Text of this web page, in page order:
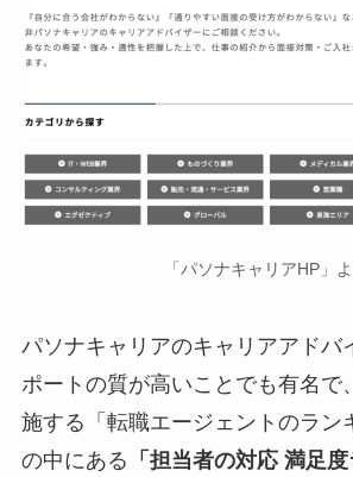
「パソナキャリアHP」
パソナキャリアのキャリアアドバ
ポートの質が高いことでも有名で
施する「転職エージェントのラン
の中にある 「担当者の対応 満足度